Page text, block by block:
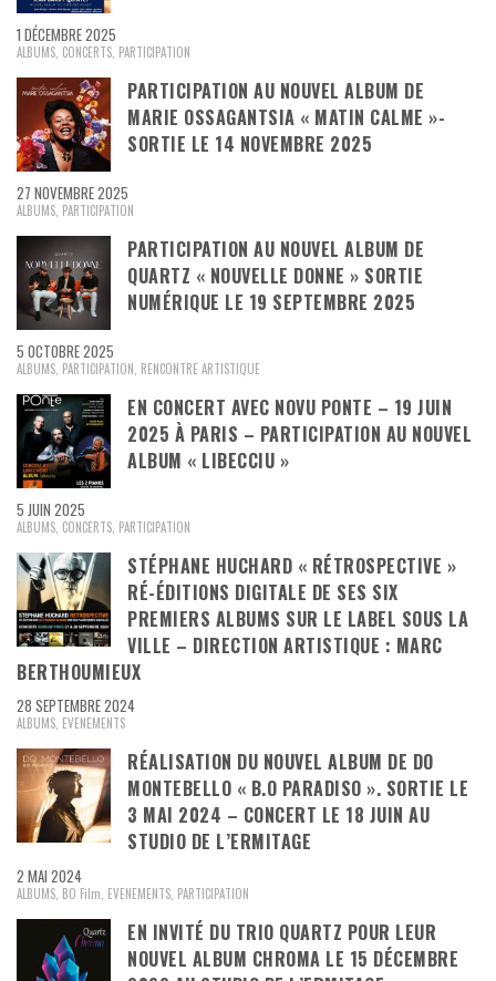
1 DÉCEMBRE 2025
ALBUMS CONCERTS PARTICIPATION
PARTICIPATION AU NOUVEL ALBUM DE
MARIE OSSAGANTSIA « MATIN CALME »-
SORTIE LE 14 NOVEMBRE 2025
27 NOVEMBRE 2025
ALBUMS PARTICIPATION
PARTICIPATION AU NOUVEL ALBUM DE
QUARTZ « NOUVELLE DONNE » SORTIE
NUMÉRIQUE LE 19 SEPTEMBRE 2025
5 OCTOBRE 2025
ALBUMS PARTICIPATION RENCONTRE ARTISTIQUE
EN CONCERT AVEC NOVU PONTE – 19 JUIN
2025 À PARIS – PARTICIPATION AU NOUVEL
ALBUM « LIBECCIU »
5 JUIN 2025
ALBUMS CONCERTS PARTICIPATION
STÉPHANE HUCHARD « RÉTROSPECTIVE »
RÉ-ÉDITIONS DIGITALE DE SES SIX
PREMIERS ALBUMS SUR LE LABEL SOUS LA
VILLE – DIRECTION ARTISTIQUE : MARC
BERTHOUMIEUX
28 SEPTEMBRE 2024
ALBUMS, EVENEMENTS
RÉALISATION DU NOUVEL ALBUM DE DO
MONTEBELLO « B.O PARADISO ». SORTIE LE
3 MAI 2024 – CONCERT LE 18 JUIN AU
STUDIO DE L’ERMITAGE
2 MAI 2024
ALBUMS BO Film EVENEMENTS PARTICIPATION
EN INVITÉ DU TRIO QUARTZ POUR LEUR
NOUVEL ALBUM CHROMA LE 15 DÉCEMBRE